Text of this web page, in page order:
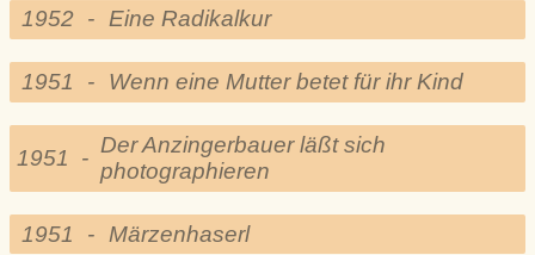
1952 - Eine Radikalkur
1951 - Wenn eine Mutter betet für ihr Kind
1951 -
Der Anzingerbauer läßt sich
photographieren
1951 - Märzenhaserl